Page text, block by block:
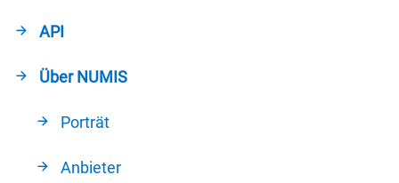
API
Über NUMIS
Porträt
Anbieter